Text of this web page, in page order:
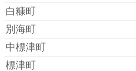
白糠町
別海町
中標津町
標津町